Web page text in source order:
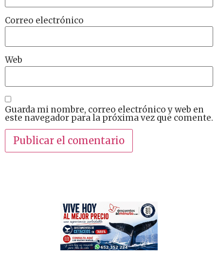
Correo electrónico
Web
Guarda mi nombre, correo electrónico y web en
este navegador para la próxima vez que comente.